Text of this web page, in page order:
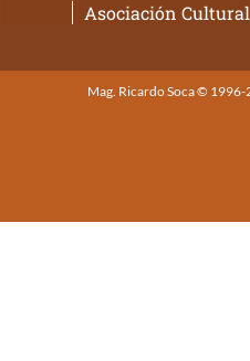
Asociación
Mag. Ricardo Soca ©